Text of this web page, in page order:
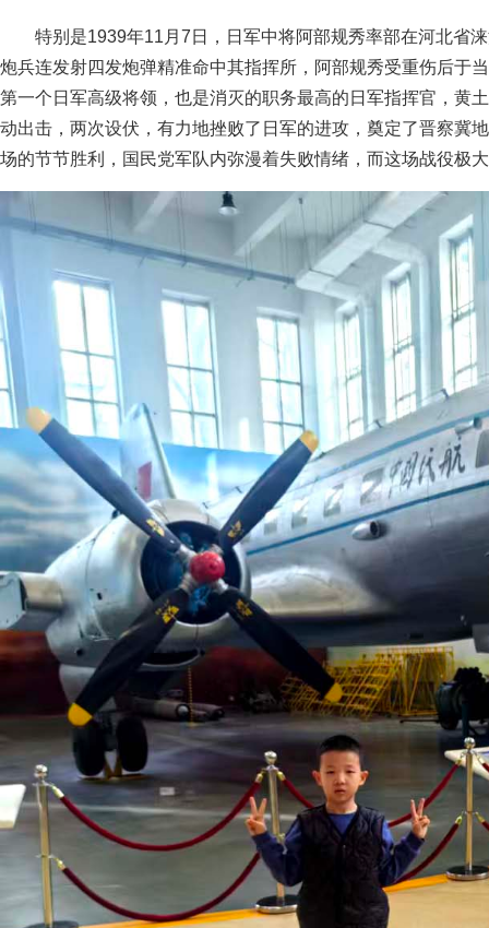
特别是1939年11月7日，日军中将阿部规秀率部在河北省
炮兵连发射四发炮弹精准命中其指挥所，阿部规秀受重伤后于
第一个日军高级将领，也是消灭的职务最高的日军指挥官，黄
动出击，两次设伏，有力地挫败了日军的进攻，奠定了晋察冀
场的节节胜利，国民党军队内弥漫着失败情绪，而这场战役极